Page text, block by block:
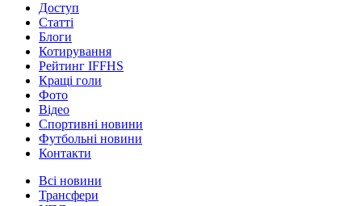
Доступ
Статті
Блоги
Котирування
Рейтинг IFFHS
Кращі голи
Фото
Відео
Спортивні новини
Футбольні новини
Контакти
Всі новини
Трансфери